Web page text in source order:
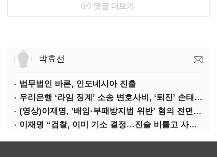
0/0 댓글 더보기
박효선
법무법인 바른, 인도네시아 진출
우리은행 ‘라임 징계’ 소송 변호사비, ‘퇴진’ 손태승 회장 개인이 납부하나
(영상)이재명, ‘배임·부패방지법 위반’ 혐의 전면 반박(종합)
이재명 “검찰, 이미 기소 결정…진술 비틀고 사건 조작에 악용”